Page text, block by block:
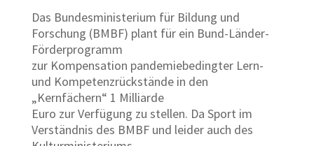
Das Bundesministerium für Bildung und
Forschung (BMBF) plant für ein Bund-Länder-
Förderprogramm
zur Kompensation pandemiebedingter Lern-
und Kompetenzrückstände in den
„Kernfächern“ 1 Milliarde
Euro zur Verfügung zu stellen. Da Sport im
Verständnis des BMBF und leider auch des